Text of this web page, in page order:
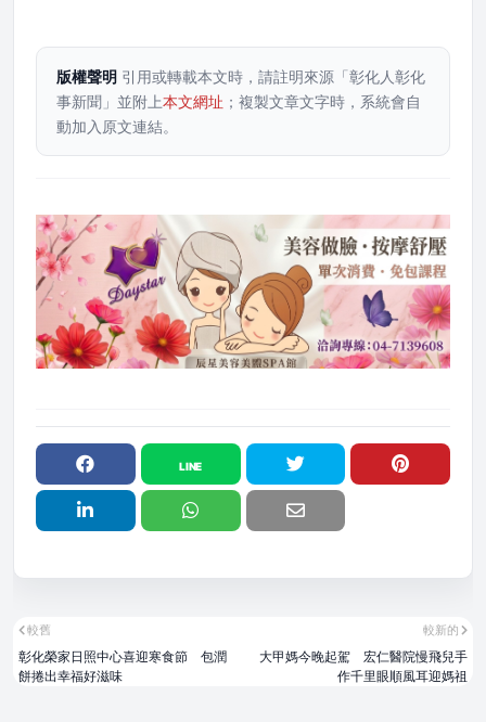
版權聲明 引用或轉載本文時，請註明來源「彰化人彰化
事新聞」並附上本文網址 ；複製文章文字時，系統會自
動加入原文連結。
較新的
大甲媽今晚起駕 宏仁醫院慢飛兒手
作千里眼順風耳迎媽祖
較舊
彰化榮家日照中心喜迎寒食節 包潤
餅捲出幸福好滋味